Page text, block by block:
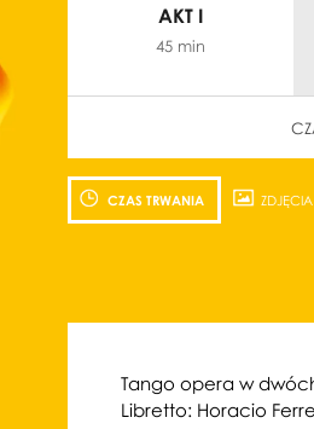
AKT I
45 min
Zobacz
zdjęcie: proj.
graf.
16 MARCA 2023
czwartek 18:00
Sala Młynarskiego
CZAS TRWANIA ZDJĘCIA
Tango opera w
Libretto: Horacio